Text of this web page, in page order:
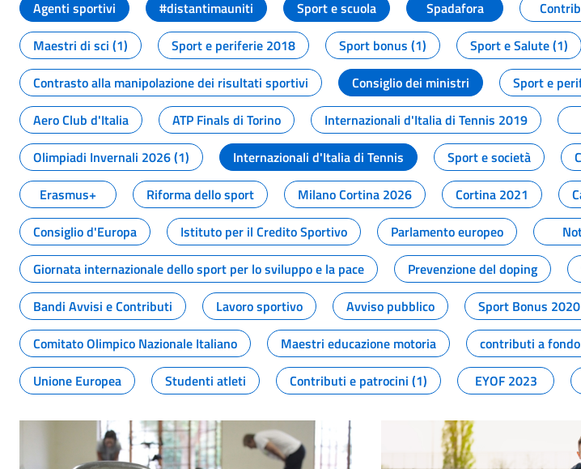
Agenti sportivi
#distantimauniti Sport e scuola Spadafora
Maestri di sci (1)
Sport e periferie 2018 Sport bonus (1) Sport e Salute (1)
Contrasto alla manipolazione dei risultati sportivi
Consiglio dei ministri Sport e
Aero Club d'Italia
ATP Finals di Torino Internazionali d'Italia di Tennis 2019
Olimpiadi Invernali 2026 (1)
Internazionali d'Italia di Tennis Sport e società
Erasmus+
Riforma dello sport Milano Cortina 2026 Cortina 2021
Consiglio d'Europa
Istituto per il Credito Sportivo Parlamento europeo
Giornata internazionale dello sport per lo sviluppo e la pace
Prevenzione del doping
Bandi Avvisi e Contributi
Lavoro sportivo Avviso pubblico Sport Bonus
Comitato Olimpico Nazionale Italiano
Maestri educazione motoria contributi a
Unione Europea
Studenti atleti Contributi e patrocini (1) EYOF 2023